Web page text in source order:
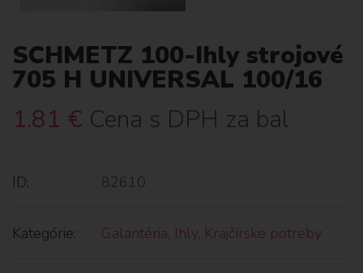
SCHMETZ 100-Ihly strojové
705 H UNIVERSAL 100/16
1.81 € Cena s DPH za bal
ID: 82610
Kategórie: Galantéria, Ihly, Krajčírske potreby